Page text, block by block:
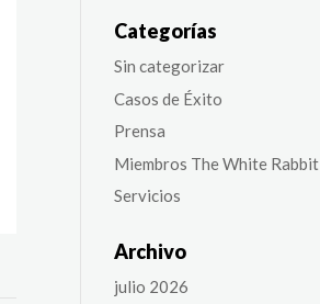
Categorías
Sin categorizar
Casos de Éxito
Prensa
Miembros The White Rabbit
Servicios
Archivo
julio 2026